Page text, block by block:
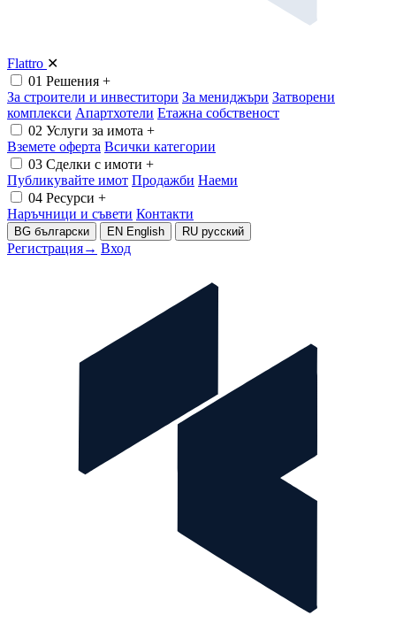
Flattro ✕
01 Решения +
За строители и инвеститори За мениджъри Затворени
комплекси Апартхотели Етажна собственост
02 Услуги за имота +
Вземете оферта Всички категории
03 Сделки с имоти +
Публикувайте имот Продажби Наеми
04 Ресурси +
Наръчници и съвети Контакти
BG български EN English RU русский
Регистрация→ Вход